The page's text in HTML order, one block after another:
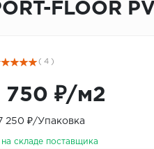
FLOOR
( 4 )
750 ₽/м2
250 ₽/Упаковка
на складе поставщика